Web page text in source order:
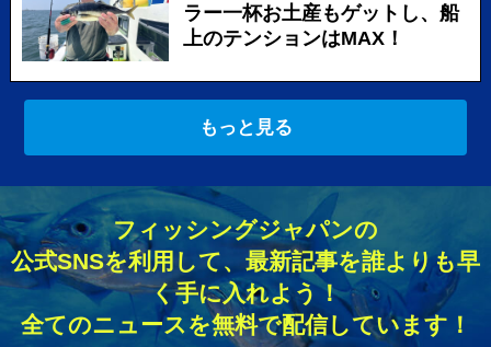
ラー一杯お土産もゲットし、船
上のテンションはMAX！
もっと見る
フィッシングジャパンの
公式SNSを利用して、最新記事を誰よりも早
く手に入れよう！
全てのニュースを無料で配信しています！